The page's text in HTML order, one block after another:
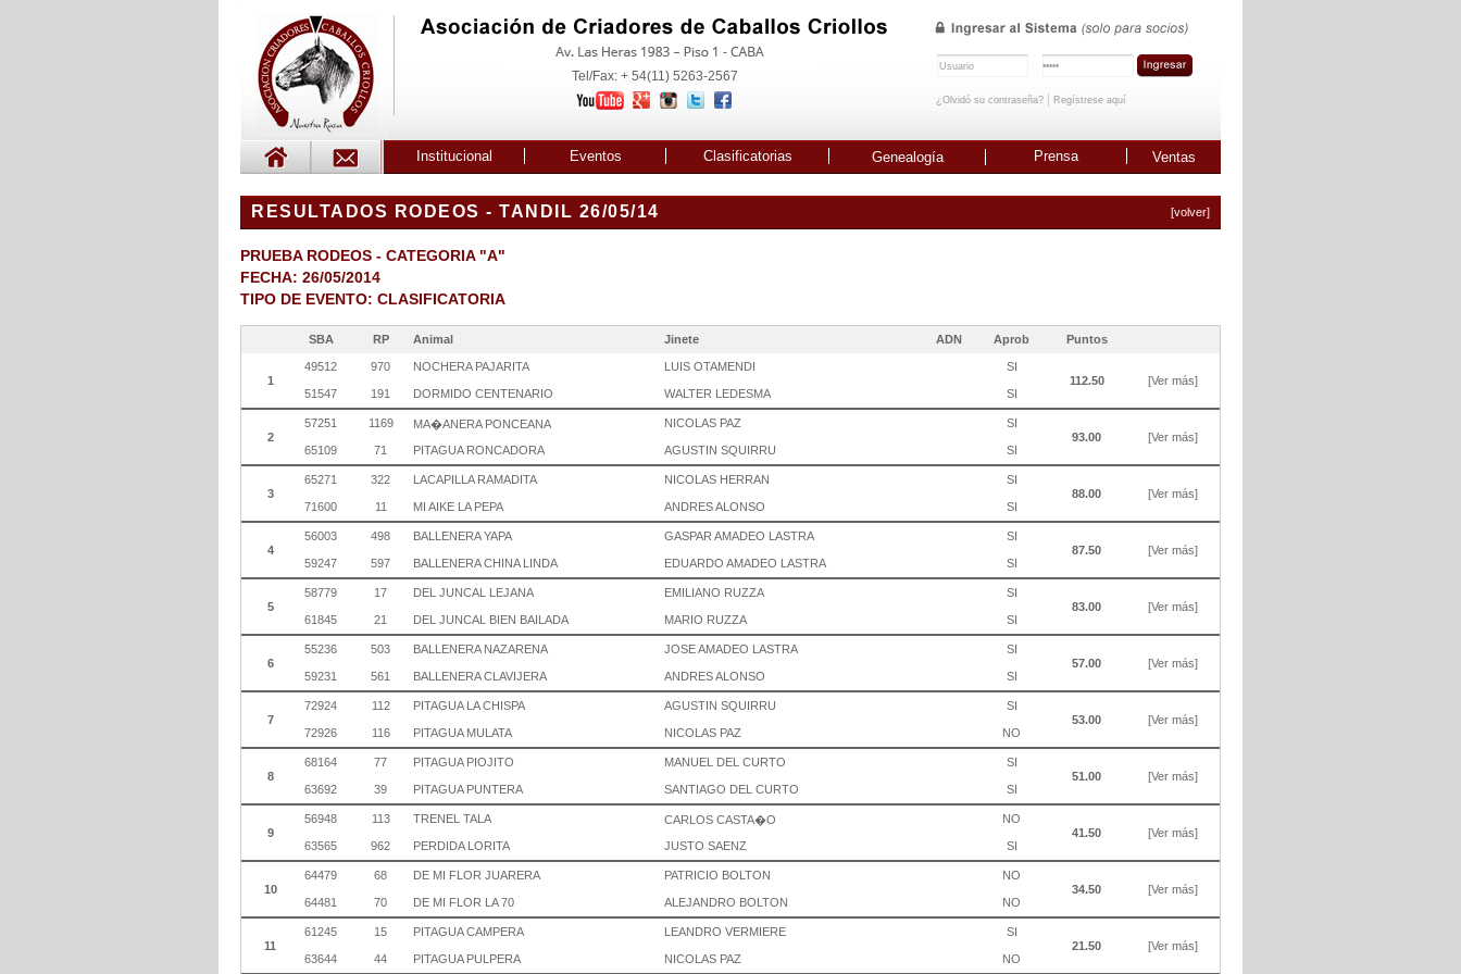
Tel/Fax: + 54(11) 5263-2567
¿Olvidó su contraseña? Regístrese aquí
Institucional Eventos Clasificatorias Genealogía Prensa Ventas
RESULTADOS RODEOS - TANDIL 26/05/14 [volver]
PRUEBA RODEOS - CATEGORIA "A"
FECHA: 26/05/2014
TIPO DE EVENTO: CLASIFICATORIA
SBA RP Animal Jinete ADN Aprob Puntos
1
49512 970 NOCHERA PAJARITA LUIS OTAMENDI
SI
112.50
[Ver más]
51547
191 DORMIDO CENTENARIO WALTER LEDESMA SI
2
57251 1169 MA�ANERA PONCEANA NICOLAS PAZ
SI
93.00
[Ver más]
65109
71 PITAGUA RONCADORA AGUSTIN SQUIRRU SI
3
65271 322 LACAPILLA RAMADITA NICOLAS HERRAN
SI
88.00
[Ver más]
71600
11 MI AIKE LA PEPA ANDRES ALONSO SI
4
56003 498 BALLENERA YAPA GASPAR AMADEO LASTRA
SI
87.50
[Ver más]
59247
597 BALLENERA CHINA LINDA EDUARDO AMADEO LASTRA SI
5
58779 17 DEL JUNCAL LEJANA EMILIANO RUZZA
SI
83.00
[Ver más]
61845
21 DEL JUNCAL BIEN BAILADA MARIO RUZZA SI
6
55236 503 BALLENERA NAZARENA JOSE AMADEO LASTRA
SI
57.00
[Ver más]
59231
561 BALLENERA CLAVIJERA ANDRES ALONSO SI
7
72924 112 PITAGUA LA CHISPA AGUSTIN SQUIRRU
SI
53.00
[Ver más]
72926
116 PITAGUA MULATA NICOLAS PAZ NO
8
68164 77 PITAGUA PIOJITO MANUEL DEL CURTO
SI
51.00
[Ver más]
63692
39 PITAGUA PUNTERA SANTIAGO DEL CURTO SI
9
56948 113 TRENEL TALA CARLOS CASTA�O
NO
41.50
[Ver más]
63565
962 PERDIDA LORITA JUSTO SAENZ SI
10
64479 68 DE MI FLOR JUARERA PATRICIO BOLTON
NO
34.50
[Ver más]
64481
70 DE MI FLOR LA 70 ALEJANDRO BOLTON NO
11
61245 15 PITAGUA CAMPERA LEANDRO VERMIERE
SI
21.50
[Ver más]
63644
44 PITAGUA PULPERA NICOLAS PAZ NO